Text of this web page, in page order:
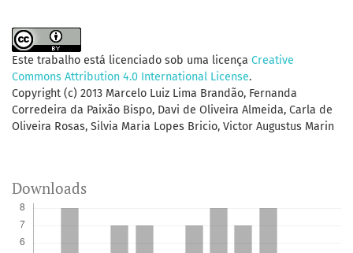
Este trabalho está licenciado sob uma licença Creative
Commons Attribution 4.0 International License.
Copyright (c) 2013 Marcelo Luiz Lima Brandão, Fernanda
Corredeira da Paixão Bispo, Davi de Oliveira Almeida, Carla de
Oliveira Rosas, Silvia Maria Lopes Bricio, Victor Augustus Marin
Downloads